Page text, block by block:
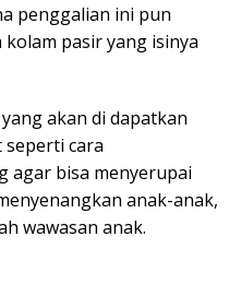
penggalian ini pun
pasir yang isinya
akan di dapatkan
seperti cara
agar bisa menyerupai
anak-anak,
wawasan anak.